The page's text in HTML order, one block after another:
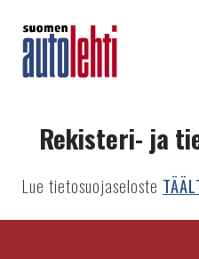
Rekisteri- ja
Lue tietosuojaseloste